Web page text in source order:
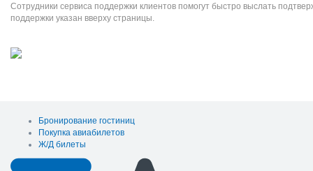
Сотрудники сервиса поддержки клиентов помогут быстро выслать
поддержки указан вверху страницы.
Бронирование гостиниц
Покупка авиабилетов
Ж/Д билеты